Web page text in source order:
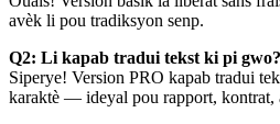
avèk li pou tradiksyon senp.
Q2: Li kapab tradui tekst ki pi gwo?
Siperye! Version PRO kapab tradui
karaktè — ideyal pou rapport,